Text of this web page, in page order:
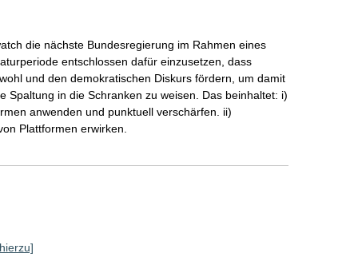
die nächste Bundesregierung im Rahmen eines
entschlossen dafür einzusetzen, dass
und den demokratischen Diskurs fördern, um damit
Spaltung in die Schranken zu weisen. Das beinhaltet: i)
anwenden und punktuell verschärfen. ii)
Plattformen erwirken.